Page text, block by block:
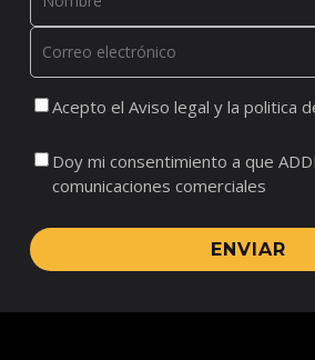
Acepto el Aviso legal y la politica
Doy mi consentimiento a que
comunicaciones comerciales
ENVIAR